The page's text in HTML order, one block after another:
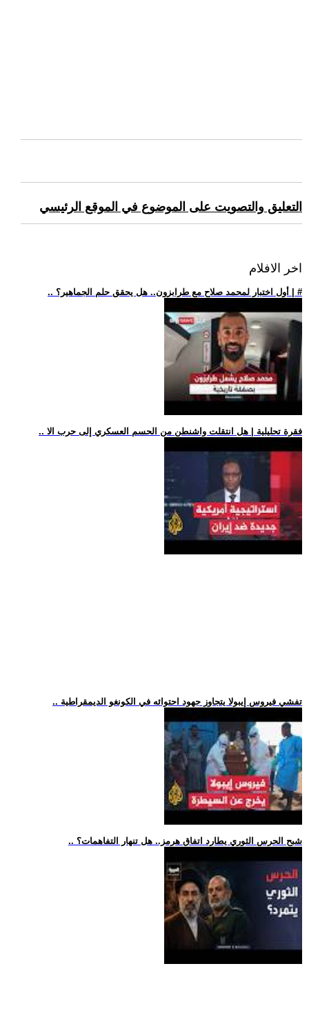
التعليق والتصويت على الموضوع في الموقع الرئيسي
اخر الافلام
.. أول اختبار لمحمد صلاح مع طرابزون.. هل يحقق حلم الجماهير؟ | #
.. فقرة تحليلية | هل انتقلت واشنطن من الحسم العسكري إلى حرب الا
.. تفشي فيروس إيبولا يتجاوز جهود احتوائه في الكونغو الديمقراطية
.. شبح الحرس الثوري يطارد اتفاق هرمز.. هل تنهار التفاهمات؟